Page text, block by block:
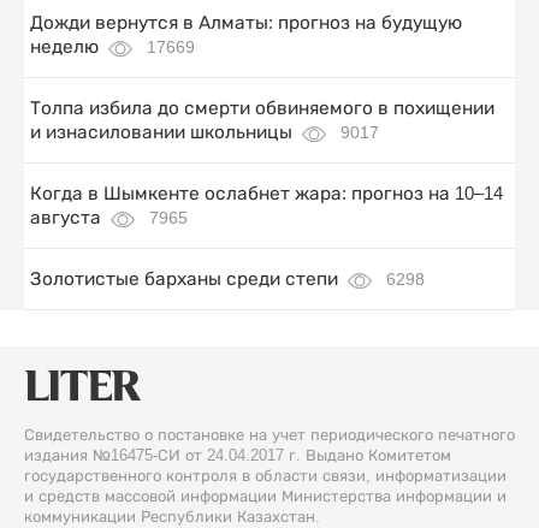
Дожди вернутся в Алматы: прогноз на будущую
неделю
17669
Толпа избила до смерти обвиняемого в похищении
и изнасиловании школьницы
9017
Когда в Шымкенте ослабнет жара: прогноз на 10–14
августа
7965
Золотистые барханы среди степи 6298
Свидетельство о постановке на учет периодического печатного
издания №16475-СИ от 24.04.2017 г. Выдано Комитетом
государственного контроля в области связи, информатизации
и средств массовой информации Министерства информации и
коммуникации Республики Казахстан.